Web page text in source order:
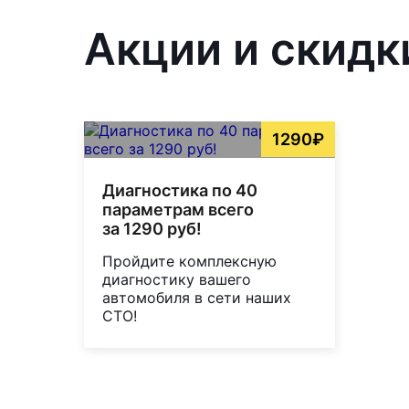
Акции и
1290₽
Диагностика по 40
параметрам всего
за 1290 руб!
Пройдите комплексную
диагностику вашего
автомобиля в сети наших
СТО!